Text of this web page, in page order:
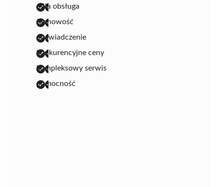
miła obsługa
fachowość
doświadczenie
konkurencyjne ceny
kompleksowy serwis
pomocność